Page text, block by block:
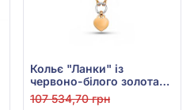
Кольє "Ланки" із
червоно-білого золота
585° з фіанітом/
куб.цирконієм, арт.
107 534,70 грн